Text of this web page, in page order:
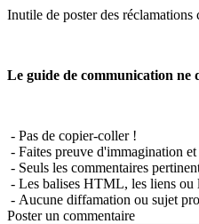
Inutile de poster des réclamations
Le guide de communication ne
- Pas de copier-coller !
- Faites preuve d'immagination
- Seuls les commentaires
- Les balises HTML, les liens ou
- Aucune diffamation ou sujet
Poster un commentaire